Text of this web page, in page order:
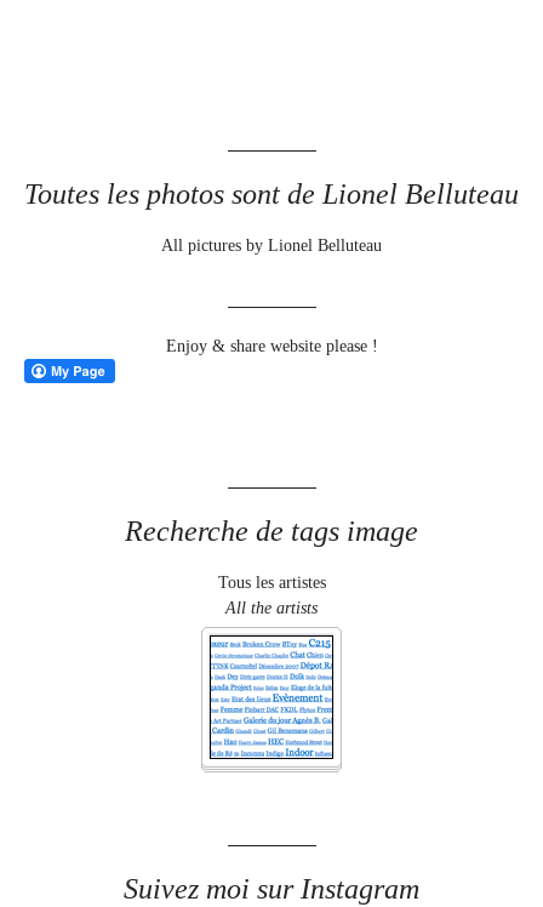
Toutes les photos sont de Lionel Belluteau
All pictures by Lionel Belluteau
Enjoy & share website please !
Recherche de tags image
Tous les artistes
All the artists
Suivez moi sur Instagram